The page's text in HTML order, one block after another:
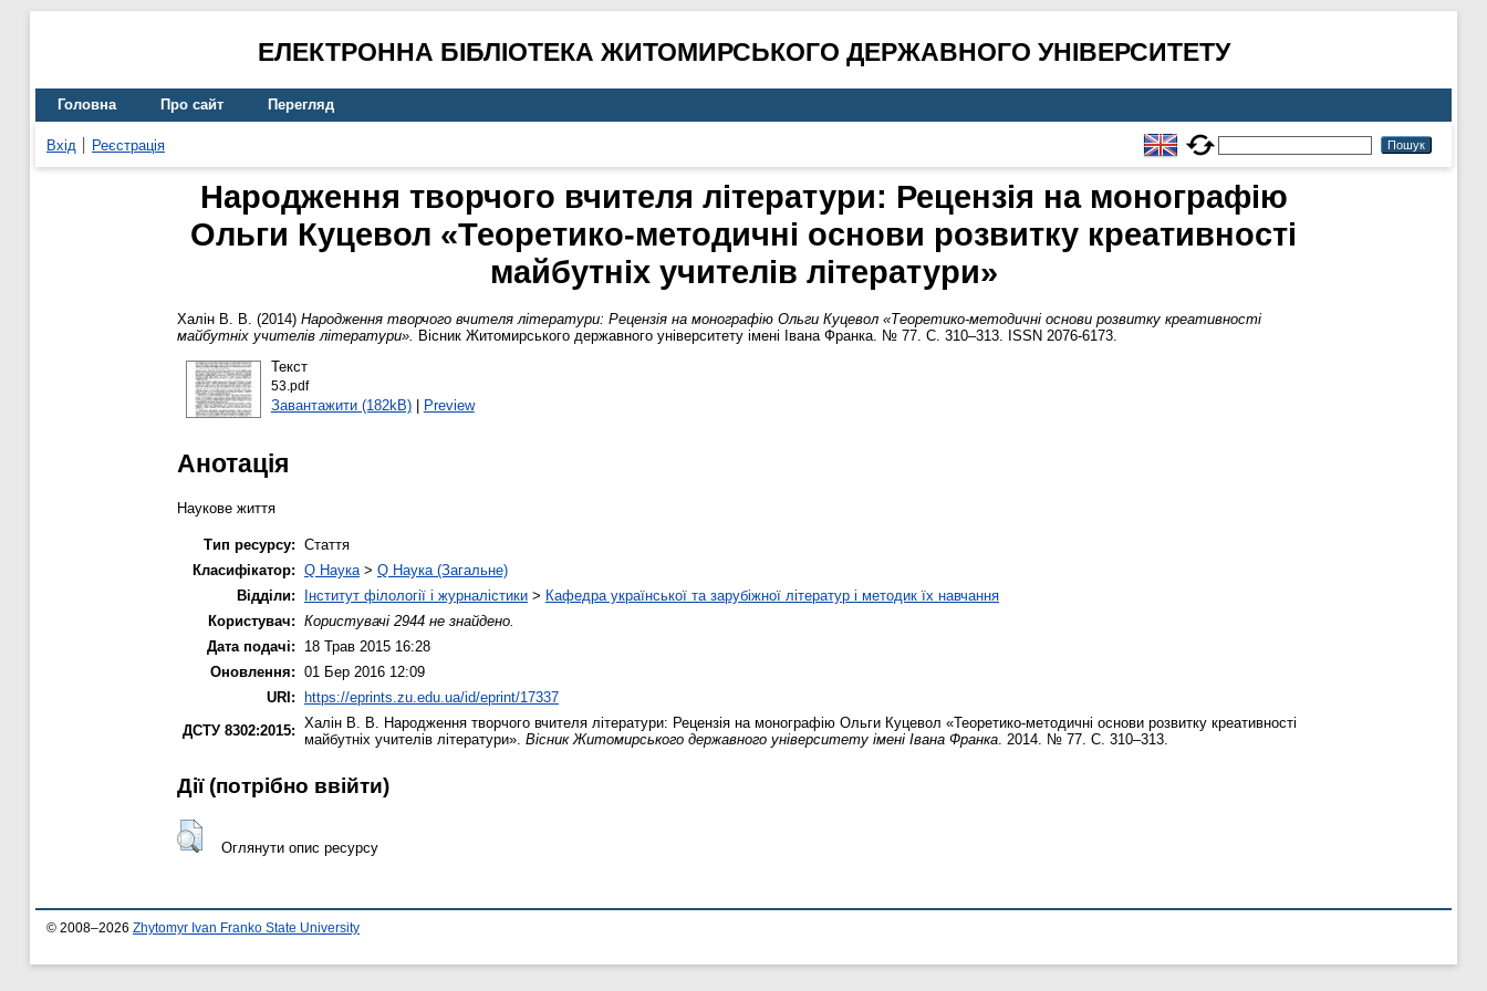
ЕЛЕКТРОННА БІБЛІОТЕКА ЖИТОМИРСЬКОГО ДЕРЖАВНОГО УНІВЕРСИТЕТУ
Головна Про сайт Перегляд
Вхід Реєстрація
Народження творчого вчителя літератури: Рецензія на монографію
Ольги Куцевол «Теоретико-методичні основи розвитку креативності
майбутніх учителів літератури»
Халін В. В. (2014) Народження творчого вчителя літератури: Рецензія на монографію Ольги Куцевол «Теоретико-методичні основи розвитку креативності
майбутніх учителів літератури». Вісник Житомирського державного університету імені Івана Франка. № 77. С. 310–313. ISSN 2076-6173.
Текст
53.pdf
Завантажити (182kB)| Preview
Анотація
Наукове життя
Тип ресурсу: Стаття
Класифікатор: Q Наука > Q Наука (Загальне)
Відділи:
Інститут філології і журналістики > Кафедра української та зарубіжної літератур і методик їх навчання
Користувач: Користувачі 2944 не знайдено.
Дата подачі:
18 Трав 2015 16:28
Оновлення: 01 Бер 2016 12:09
URI: https://eprints.zu.edu.ua/id/eprint/17337
ДСТУ 8302:2015: Халін В. В.
Народження творчого вчителя літератури: Рецензія на монографію Ольги Куцевол «Теоретико-методичні основи розвитку креативності
майбутніх учителів літератури». Вісник Житомирського державного університету імені Івана Франка . 2014. № 77. С. 310–313.
Дії ​​(потрібно ввійти)
Оглянути опис ресурсу
© 2008–2026 Zhytomyr Ivan Franko State University